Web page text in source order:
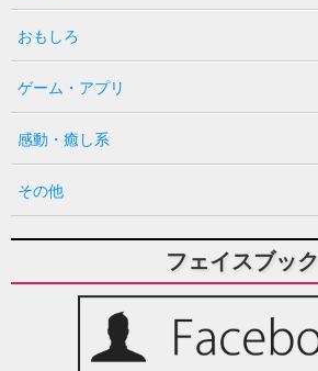
おもしろ
ゲーム・アプリ
感動・癒し系
その他
フェイスブック